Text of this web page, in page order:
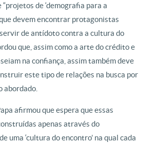
de ‘demografia para a
devem encontrar protagonistas
de antídoto contra a cultura do
que, assim como a arte do crédito e
na confiança, assim também deve
este tipo de relações na busca por
abordado.
afirmou que espera que essas
apenas através do
uma ‘cultura do encontro’ na qual cada